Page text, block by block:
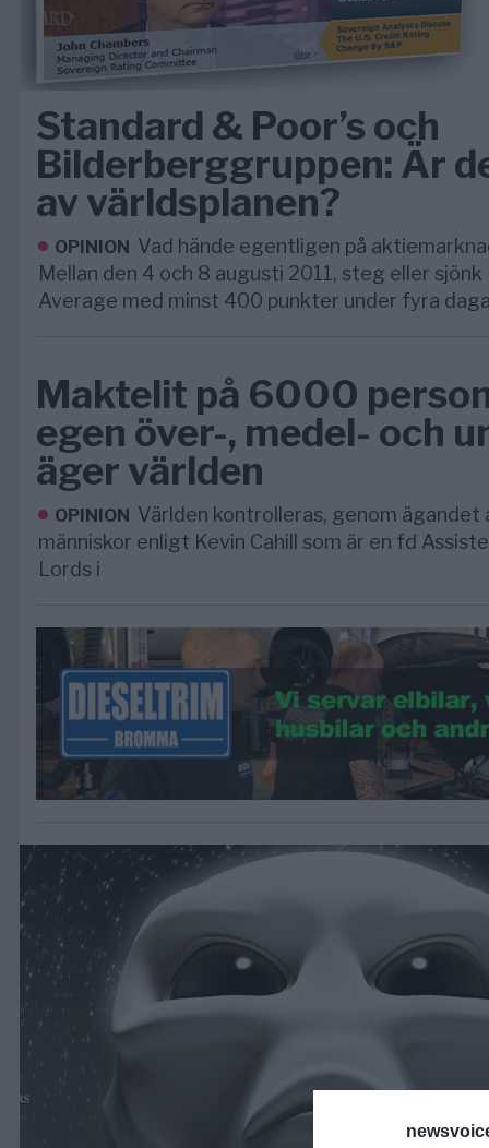
Standard & Poor’s och
Bilderberggruppen: Är
av världsplanen?
OPINION Vad hände egentligen på
Mellan den 4 och 8 augusti 2011, steg eller sjönk
Average med minst 400 punkter under fyra
Maktelit på 6000
egen över-, medel- och
äger världen
OPINION Världen kontrolleras, genom ägandet
människor enligt Kevin Cahill som är en fd
Lords i